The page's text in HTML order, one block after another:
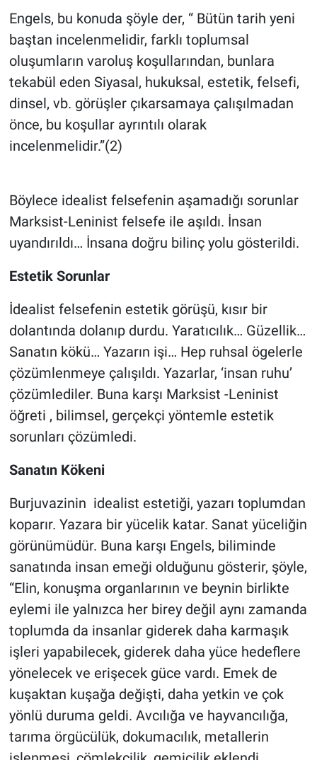
Engels, bu konuda şöyle der, “ Bütün tarih yeni
baştan incelenmelidir, farklı toplumsal
oluşumların varoluş koşullarından, bunlara
tekabül eden Siyasal, hukuksal, estetik, felsefi,
dinsel, vb. görüşler çıkarsamaya çalışılmadan
önce, bu koşullar ayrıntılı olarak
incelenmelidir.”(2)
Böylece idealist felsefenin aşamadığı sorunlar
Marksist-Leninist felsefe ile aşıldı. İnsan
uyandırıldı… İnsana doğru bilinç yolu gösterildi.
Estetik Sorunlar
İdealist felsefenin estetik görüşü, kısır bir
dolantında dolanıp durdu. Yaratıcılık… Güzellik…
Sanatın kökü… Yazarın işi… Hep ruhsal ögelerle
çözümlenmeye çalışıldı. Yazarlar, ‘insan ruhu’
çözümlediler. Buna karşı Marksist -Leninist
öğreti , bilimsel, gerçekçi yöntemle estetik
sorunları çözümledi.
Sanatın Kökeni
Burjuvazinin idealist estetiği, yazarı toplumdan
koparır. Yazara bir yücelik katar. Sanat yüceliğin
görünümüdür. Buna karşı Engels, biliminde
sanatında insan emeği olduğunu gösterir, şöyle,
“Elin, konuşma organlarının ve beynin birlikte
eylemi ile yalnızca her birey değil aynı zamanda
toplumda da insanlar giderek daha karmaşık
işleri yapabilecek, giderek daha yüce hedeflere
yönelecek ve erişecek güce vardı. Emek de
kuşaktan kuşağa değişti, daha yetkin ve çok
yönlü duruma geldi. Avcılığa ve hayvancılığa,
tarıma örgücülük, dokumacılık, metallerin
Sağlık
Spor
Teknoloji
Türkiye'nin Geleceği
Yerel Gündem
Yerel Yaşam
Canlı Yayın